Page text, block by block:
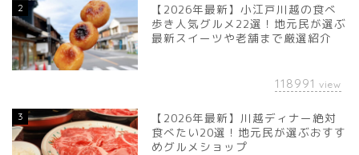
2
【2026年最新】小江戸川越の食べ
歩き人気グルメ22選！地元民が選ぶ
最新スイーツや老舗まで厳選紹介
118991 view
3
【2026年最新】川越ディナー絶対
食べたい20選！地元民が選ぶおすす
めグルメショップ